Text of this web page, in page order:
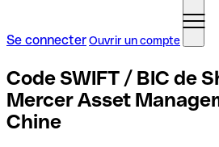
Se connecterOuvrir un compte
Code SWIFT / BIC de
Mercer Asset
Chine